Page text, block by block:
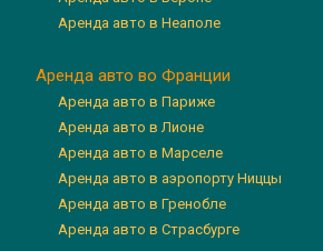
Аренда авто в Неаполе
Аренда авто во Франции
Аренда авто в Париже
Аренда авто в Лионе
Аренда авто в Марселе
Аренда авто в аэропорту Ниццы
Аренда авто в Гренобле
Аренда авто в Страсбурге